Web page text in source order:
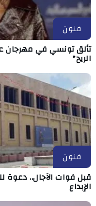
فنون
تألق تونسي في مهرجان
الريح"
فنون
قبل فوات الآجال.. دعوة
الإبداع